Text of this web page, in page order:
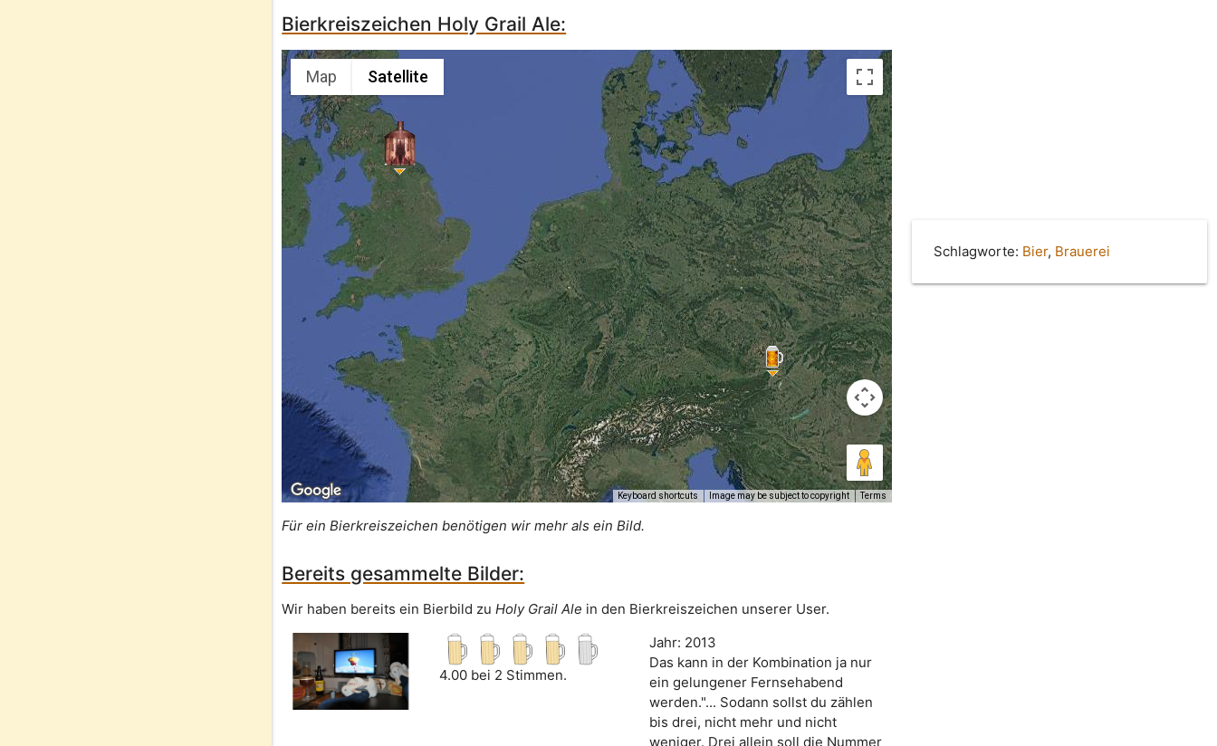
Bierkreiszeichen Holy Grail Ale:
Map Satellite
Keyboard shortcuts Image may be subject to copyright Terms
Für ein Bierkreiszeichen benötigen wir mehr als ein Bild.
Bereits gesammelte Bilder:
Wir haben bereits ein Bierbild zuHoly Grail Ale in den Bierkreiszeichen unserer User.
4.00 bei 2 Stimmen.
Jahr: 2013
Das kann in der Kombination ja nur
ein gelungener Fernsehabend
werden."... Sodann sollst du zählen
bis drei, nicht mehr und nicht
weniger. Drei allein soll die Nummer
Schlagworte: Bier, Brauerei